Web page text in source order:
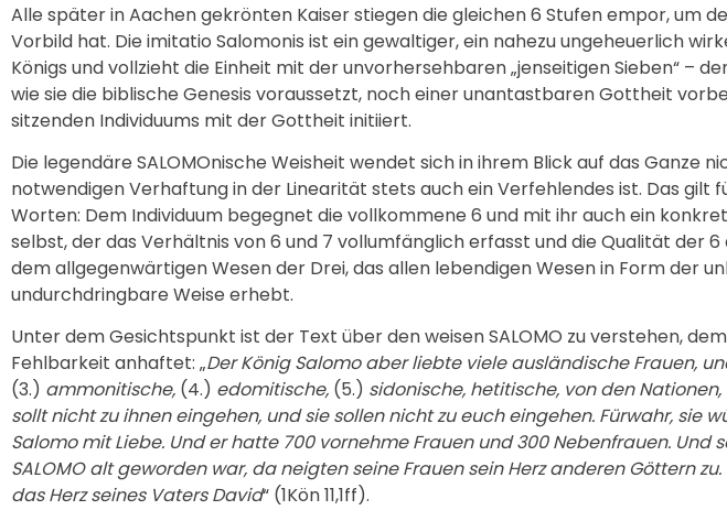
Alle später in Aachen gekrönten Kaiser stiegen die gleichen 6 Stufen empor, um
Vorbild hat. Die imitatio Salomonis ist ein gewaltiger, ein nahezu ungeheuerlich
Königs und vollzieht die Einheit mit der unvorhersehbaren „jenseitigen Sieben“ –
wie sie die biblische Genesis voraussetzt, noch einer unantastbaren Gottheit
sitzenden Individuums mit der Gottheit initiiert.
Die legendäre SALOMOnische Weisheit wendet sich in ihrem Blick auf das Ganze
notwendigen Verhaftung in der Linearität stets auch ein Verfehlendes ist. Das gilt
Worten: Dem Individuum begegnet die vollkommene 6 und mit ihr auch ein
selbst, der das Verhältnis von 6 und 7 vollumfänglich erfasst und die Qualität der
dem allgegenwärtigen Wesen der Drei, das allen lebendigen Wesen in Form der
undurchdringbare Weise erhebt.
Unter dem Gesichtspunkt ist der Text über den weisen SALOMO zu verstehen,
Fehlbarkeit anhaftet: „Der König Salomo aber liebte viele ausländische Frauen,
(3.) ammonitische, (4.) edomitische, (5.) sidonische, hetitische, von den
sollt nicht zu ihnen eingehen, und sie sollen nicht zu euch eingehen. Fürwahr, sie
Salomo mit Liebe. Und er hatte 700 vornehme Frauen und 300 Nebenfrauen. Und
SALOMO alt geworden war, da neigten seine Frauen sein Herz anderen Göttern
das Herz seines Vaters David“ (1Kön 11,1ff).